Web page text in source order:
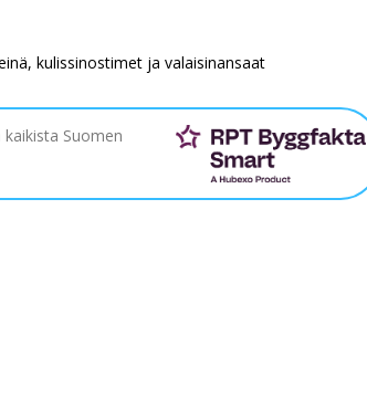
kulissinostimet ja valaisinansaat
Suomen